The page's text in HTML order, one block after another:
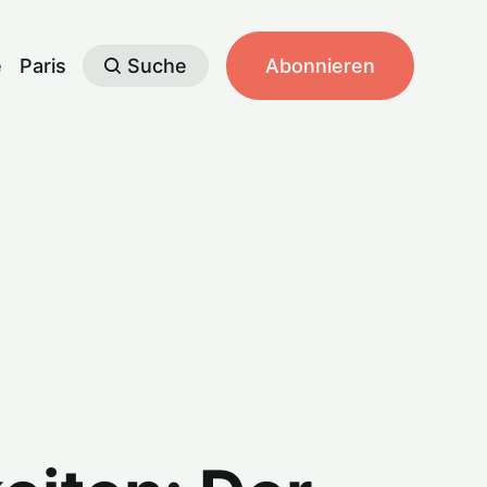
Paris Suche Abonnieren